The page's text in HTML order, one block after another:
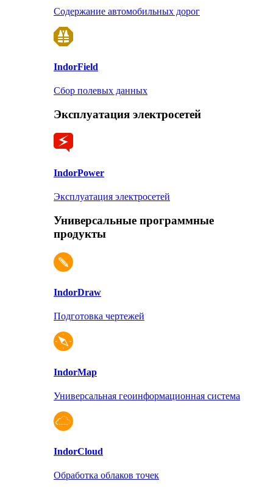
Содержание автомобильных дорог
IndorField
Сбор полевых данных
Эксплуатация электросетей
IndorPower
Эксплуатация электросетей
Универсальные программные
продукты
IndorDraw
Подготовка чертежей
IndorMap
Универсальная геоинформационная система
IndorCloud
Обработка облаков точек